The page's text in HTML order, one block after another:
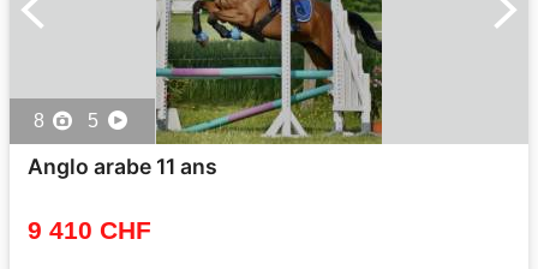
8 5
Anglo arabe 11 ans
9 410 CHF